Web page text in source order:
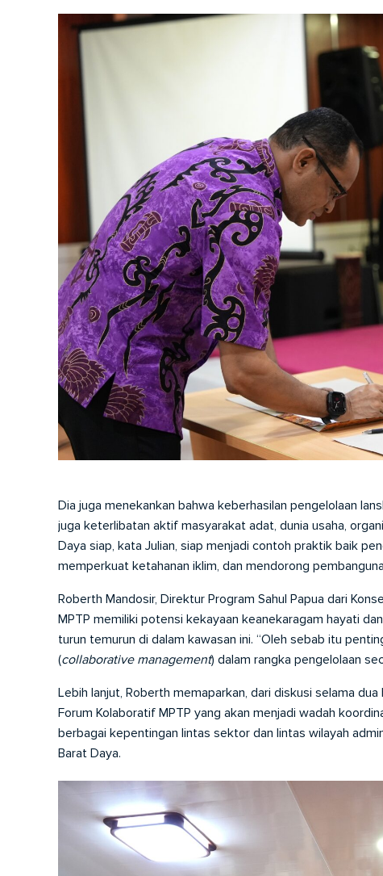
Dia juga menekankan bahwa keberhasilan pengelolaan
juga keterlibatan aktif masyarakat adat, dunia usaha,
Daya siap, kata Julian, siap menjadi contoh praktik baik
memperkuat ketahanan iklim, dan mendorong
Roberth Mandosir, Direktur Program Sahul Papua dari
MPTP memiliki potensi kekayaan keanekaragam hayati
turun temurun di dalam kawasan ini. “Oleh sebab itu
(collaborative management) dalam rangka pengelolaan
Lebih lanjut, Roberth memaparkan, dari diskusi selama
Forum Kolaboratif MPTP yang akan menjadi wadah
berbagai kepentingan lintas sektor dan lintas wilayah
Barat Daya.